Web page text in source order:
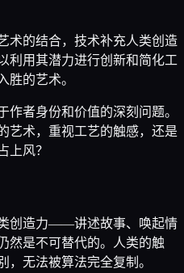
术的结合，技术补充人类创造
利用其潜力进行创新和简化工
胜的艺术。
作者身份和价值的深刻问题。
艺术，重视工艺的触感，还是
上风？
创造力——讲述故事、唤起情
是不可替代的。人类的触
，无法被算法完全复制。